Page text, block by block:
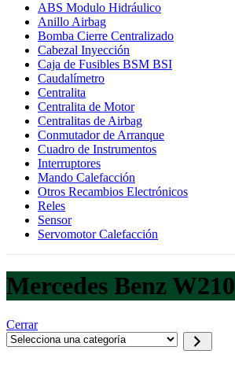
ABS Modulo Hidráulico
Anillo Airbag
Bomba Cierre Centralizado
Cabezal Inyección
Caja de Fusibles BSM BSI
Caudalímetro
Centralita
Centralita de Motor
Centralitas de Airbag
Conmutador de Arranque
Cuadro de Instrumentos
Interruptores
Mando Calefacción
Otros Recambios Electrónicos
Reles
Sensor
Servomotor Calefacción
Mercedes Benz W210
Cerrar
Selecciona